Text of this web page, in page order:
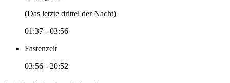
(Das letzte drittel der Nacht)
01:37 - 03:56
Fastenzeit
03:56 - 20:52